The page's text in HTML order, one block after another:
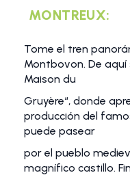
MONTREUX:
Tome el tren
Montbovon. De aquí
Maison du
Gruyère“, donde
producción del
puede pasear
por el pueblo
magnífico castillo.